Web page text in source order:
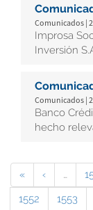
Comunicados |
Improsa
Inversión
Comunicados |
Banco
hecho
« ‹ …
1552
1553